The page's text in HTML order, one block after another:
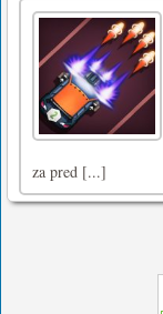
za pred [...]